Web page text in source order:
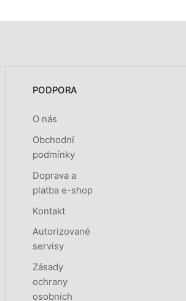
PODPORA
O nás
Obchodní
podmínky
Doprava a
platba e-shop
Kontakt
Autorizované
servisy
Zásady
ochrany
osobních